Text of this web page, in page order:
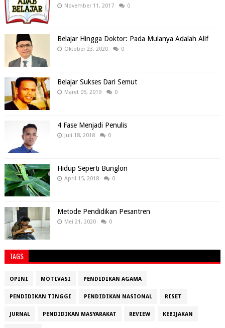
November 11, 2017 0
Belajar Hingga Doktor: Pada Mulanya Adalah Alif
Oktober 23, 2020 0
Belajar Sukses Dari Semut
Maret 05, 2019 0
4 Fase Menjadi Penulis
Juli 18, 2018 0
Hidup Seperti Bunglon
April 15, 2018 0
Metode Pendidikan Pesantren
Mei 21, 2020 0
TAGS
OPINI MOTIVASI PENDIDIKAN AGAMA
PENDIDIKAN TINGGI PENDIDIKAN NASIONAL RISET
JURNAL PENDIDIKAN MASYARAKAT REVIEW KEBIJAKAN